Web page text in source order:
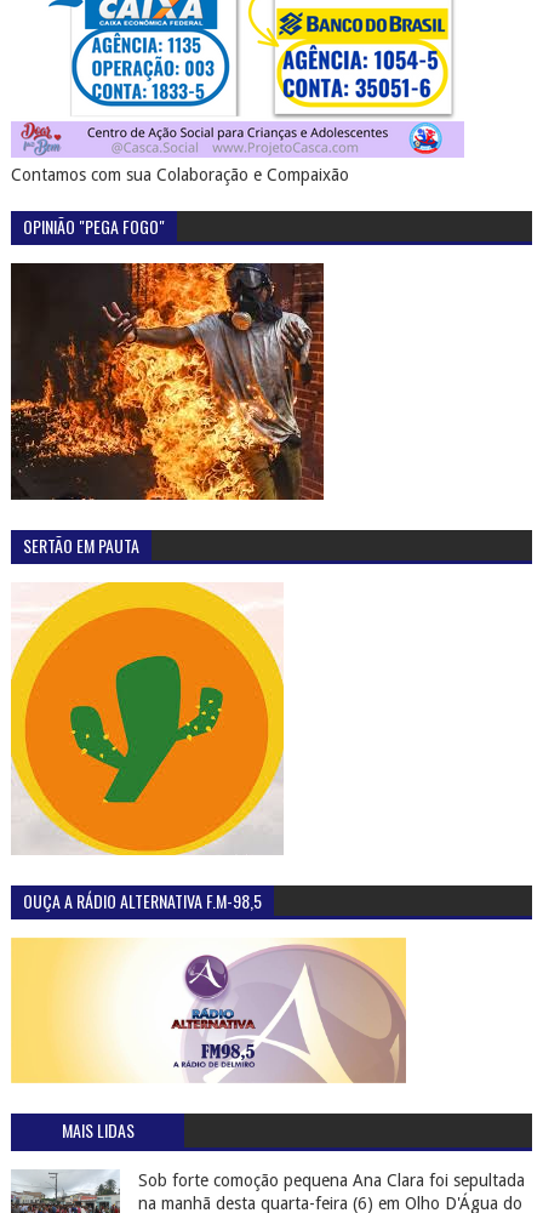
Contamos com sua Colaboração e Compaixão
OPINIÃO "PEGA FOGO"
SERTÃO EM PAUTA
OUÇA A RÁDIO ALTERNATIVA F.M-98,5
MAIS LIDAS
Sob forte comoção pequena Ana Clara foi sepultada
na manhã desta quarta-feira (6) em Olho D'Água do